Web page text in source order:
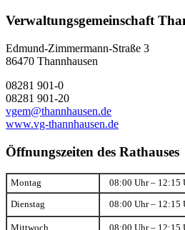
Verwaltungsgemeinschaft
Edmund-Zimmermann-Straße 3
86470 Thannhausen
08281 901-0
08281 901-20
vgem@thannhausen.de
www.vg-thannhausen.de
Öffnungszeiten des Rathauses
Montag 08:00 Uhr – 12:15
Dienstag 08:00 Uhr – 12:15